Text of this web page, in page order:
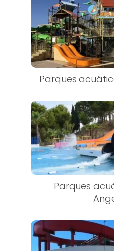
Parques
Parques